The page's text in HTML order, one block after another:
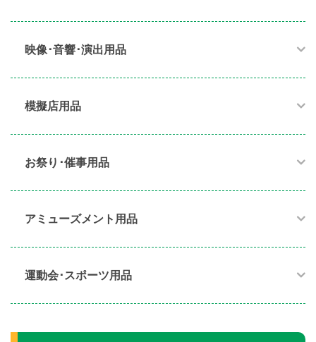
映像･音響･演出用品​
模擬店用品​
お祭り･催事用品​
アミューズメント用品​
運動会･スポーツ用品​